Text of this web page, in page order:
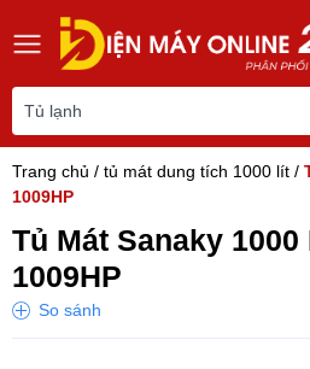
Trang chủ / tủ mát dung tích 1000 lít /
1009HP
Tủ Mát Sanaky 1000
1009HP
So sánh